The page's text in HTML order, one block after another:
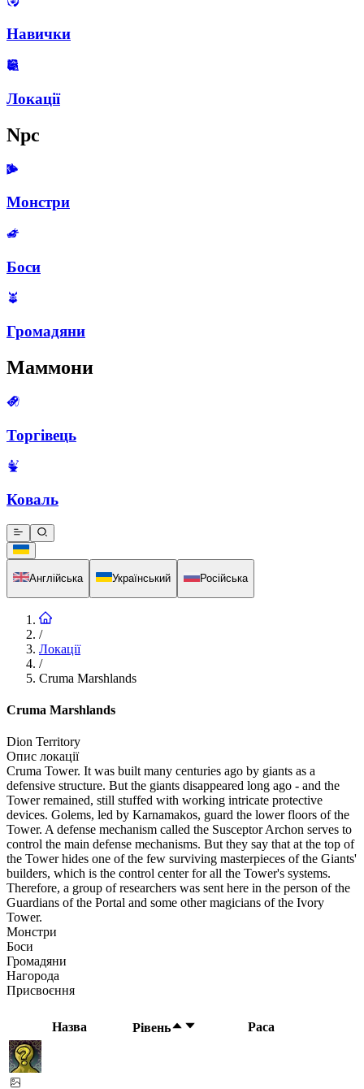
Навички
Локації
Npc
Монстри
Боси
Громадяни
Маммони
Торгівець
Коваль
Англійська Український Російська
/
Локації
/
Cruma Marshlands
Cruma Marshlands
Dion Territory
Опис локації
Cruma Tower. It was built many centuries ago by giants as a
defensive structure. But the giants disappeared long ago - and the
Tower remained, still stuffed with working intricate protective
devices. Golems, led by Karnamakos, guard the lower floors of the
Tower. A defense mechanism called the Susceptor Archon serves to
control the main defense mechanisms. But they say that at the top of
the Tower hides one of the few surviving masterpieces of the Giants'
builders, which is the control center for all the Tower's systems.
Therefore, a group of researchers was sent here in the person of the
Guardians of the Portal and some other magicians of the Ivory
Tower.
Монстри
Боси
Громадяни
Нагорода
Присвоєння
Назва Рівень Раса